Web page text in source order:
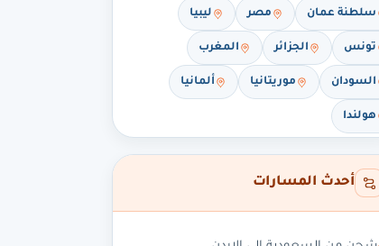
سلطنة عمان مصر ليبيا
تونس الجزائر المغرب
السودان موريتانيا ألمانيا
هولندا
أحدث المسارات